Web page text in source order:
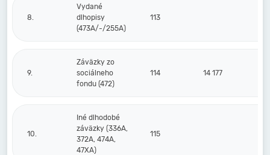
8.
Vydané
dlhopisy
(473A/-/255A)
113
9.
Záväzky zo
sociálneho
fondu (472)
114 14 177
10.
Iné dlhodobé
záväzky (336A,
372A, 474A,
47XA)
115